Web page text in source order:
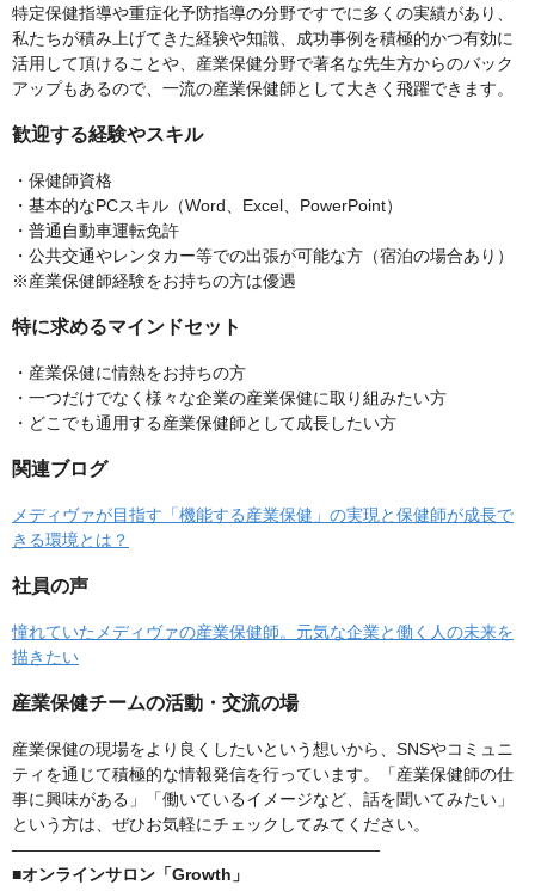
特定保健指導や重症化予防指導の分野ですでに多くの実績があり、
私たちが積み上げてきた経験や知識、成功事例を積極的かつ有効に
活用して頂けることや、産業保健分野で著名な先生方からのバック
アップもあるので、一流の産業保健師として大きく飛躍できます。
歓迎する経験やスキル
・保健師資格
・基本的なPCスキル（Word、Excel、PowerPoint）
・普通自動車運転免許
・公共交通やレンタカー等での出張が可能な方（宿泊の場合あり）
※産業保健師経験をお持ちの方は優遇
特に求めるマインドセット
・産業保健に情熱をお持ちの方
・一つだけでなく様々な企業の産業保健に取り組みたい方
・どこでも通用する産業保健師として成長したい方
関連ブログ
メディヴァが目指す「機能する産業保健」の実現と保健師が成長で
きる環境とは？
社員の声
憧れていたメディヴァの産業保健師。元気な企業と働く人の未来を
描きたい
産業保健チームの活動・交流の場
産業保健の現場をより良くしたいという想いから、SNSやコミュニ
ティを通じて積極的な情報発信を行っています。「産業保健師の仕
事に興味がある」「働いているイメージなど、話を聞いてみたい」
という方は、ぜひお気軽にチェックしてみてください。
――――――――――――――――――――――
■オンラインサロン「Growth」